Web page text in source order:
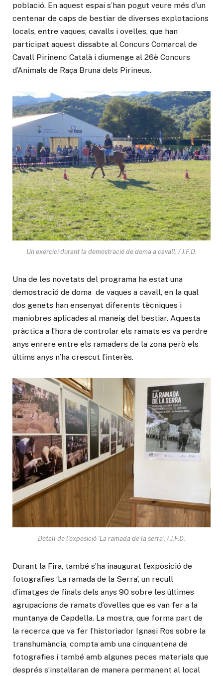
població. En aquest espai s’han pogut veure més d’un
centenar de caps de bestiar de diverses explotacions
locals, entre vaques, cavalls i ovelles, que han
participat aquest dissabte al Concurs Comarcal de
Cavall Pirinenc Català i diumenge al 26è Concurs
d’Animals de Raça Bruna dels Pirineus.
Un exercici durant la demostració de doma a cavall. / J.F.D.
Una de les novetats del programa ha estat una
demostració de doma de vaques a cavall, en la qual
dos genets han ensenyat diferents tècniques i
maniobres aplicades al maneig del bestiar. Aquesta
pràctica a l’hora de controlar els ramats es va perdre
anys enrere entre els ramaders de la zona però els
últims anys n’ha crescut l’interès.
Detall de l’exposició ‘La ramada de la serra’. / J.F.D.
Durant la Fira, també s’ha inaugurat l’exposició de
fotografies ‘La ramada de la Serra’, un recull
d’imatges de finals dels anys 90 sobre les últimes
agrupacions de ramats d’ovelles que es van fer a la
muntanya de Capdella. La mostra, que forma part de
la recerca que va fer l’historiador Ignasi Ros sobre la
transhumància, compta amb una cinquantena de
fotografies i també amb algunes peces materials que
després s’instal·laran de manera permanent al local